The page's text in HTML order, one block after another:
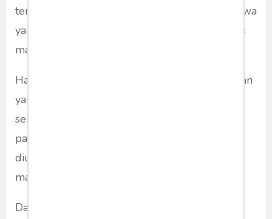
terjadi pada siapa saja termasuk pada mahasiswa
yang mengambil program studi bahasa Inggris
maupun non-bahasa Inggris.
Hasan (2000) menerangkan umumnya kesulitan
yang dihadapi oleh pembelajar bahasa Inggris
sebagai bahasa asing adalah ketidakpahaman
pada pengucapan bahasa Inggris yang
diutarakan dengan kecepatan normal melalui
materi
Dalam keterampilan membaca, Rahmawati